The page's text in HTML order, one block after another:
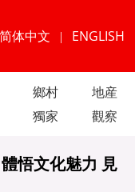
简体中文 | ENGLISH
鄉村
地産
獨家 觀察
悟文化魅力 見